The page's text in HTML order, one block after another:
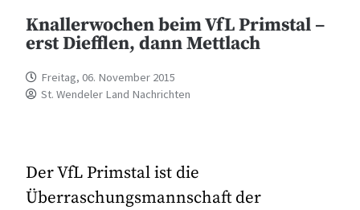
Knallerwochen beim VfL Primstal –
erst Diefflen, dann Mettlach
Freitag, 06. November 2015
St. Wendeler Land Nachrichten
Der VfL Primstal ist die
Überraschungsmannschaft der